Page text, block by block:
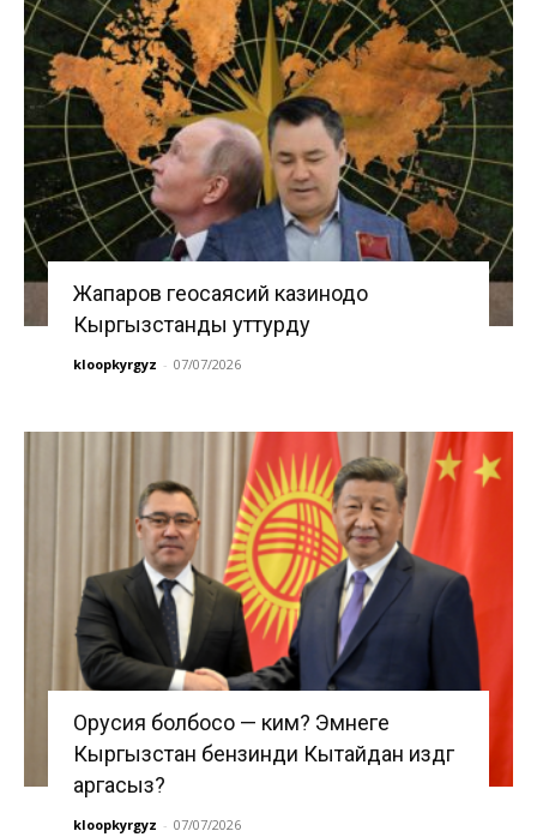
Жапаров геосаясий казинодо
Кыргызстанды уттурду
kloopkyrgyz - 07/07/2026
Орусия болбосо — ким? Эмнеге
Кыргызстан бензинди Кытайдан издөөгө
аргасыз?
kloopkyrgyz - 07/07/2026